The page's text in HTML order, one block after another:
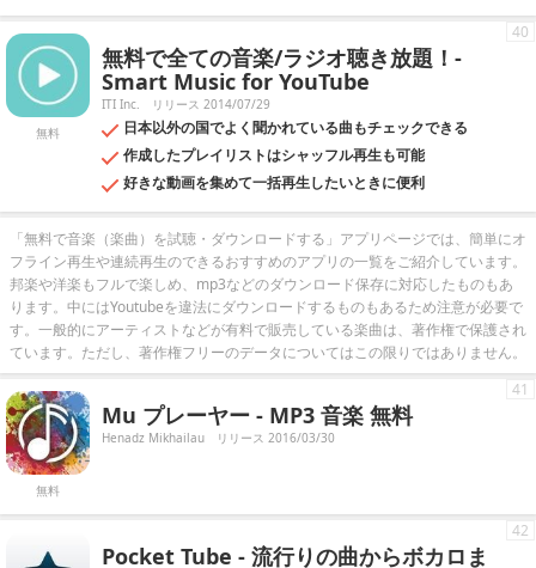
無料
無料で全ての音楽/ラジオ聴き放題！-
Smart Music for YouTube
ITI Inc. リリース 2014/07/29
日本以外の国でよく聞かれている曲もチェックできる
作成したプレイリストはシャッフル再生も可能
好きな動画を集めて一括再生したいときに便利
40
「無料で音楽（楽曲）を試聴・ダウンロードする」アプリページでは、簡単にオ
フライン再生や連続再生のできるおすすめのアプリの一覧をご紹介しています。
邦楽や洋楽もフルで楽しめ、mp3などのダウンロード保存に対応したものもあ
ります。中にはYoutubeを違法にダウンロードするものもあるため注意が必要で
す。一般的にアーティストなどが有料で販売している楽曲は、著作権で保護され
ています。ただし、著作権フリーのデータについてはこの限りではありません。
無料
Mu プレーヤー - MP3 音楽 無料
Henadz Mikhailau リリース 2016/03/30
41
Pocket Tube - 流行りの曲からボカロま
42